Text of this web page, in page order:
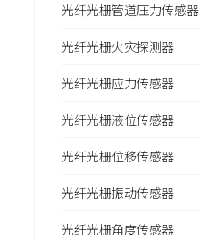
光纤光栅管道压力传感器
光纤光栅火灾探测器
光纤光栅应力传感器
光纤光栅液位传感器
光纤光栅位移传感器
光纤光栅振动传感器
光纤光栅角度传感器